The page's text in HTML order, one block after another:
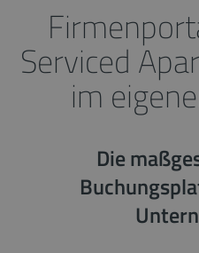
Serviced
im
Die